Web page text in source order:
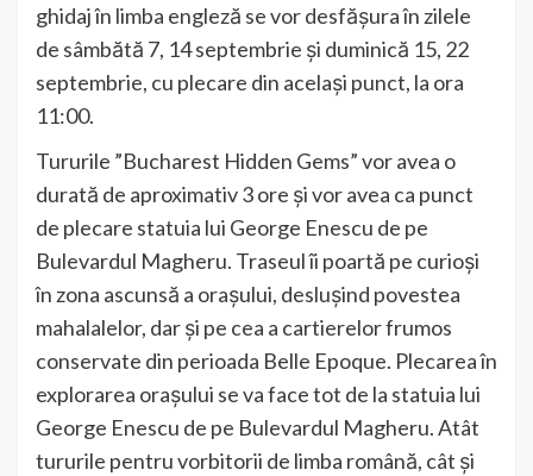
ghidaj în limba engleză se vor desfășura în zilele
de sâmbătă 7, 14 septembrie și duminică 15, 22
septembrie, cu plecare din același punct, la ora
11:00.
Tururile ”Bucharest Hidden Gems” vor avea o
durată de aproximativ 3 ore și vor avea ca punct
de plecare statuia lui George Enescu de pe
Bulevardul Magheru. Traseul îi poartă pe curioși
în zona ascunsă a orașului, deslușind povestea
mahalalelor, dar și pe cea a cartierelor frumos
conservate din perioada Belle Epoque. Plecarea în
explorarea orașului se va face tot de la statuia lui
George Enescu de pe Bulevardul Magheru. Atât
tururile pentru vorbitorii de limba română, cât și